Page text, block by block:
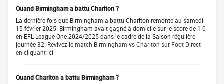
Quand Birmingham a battu Charlton ?
La dernière fois que Birmingham a battu Charlton remonte au samedi
15 février 2025. Birmingham avait gagné à domicile sur le score de 1-0
en EFL League One 2024/2025 dans le cadre de la Saison régulière -
journée 32. Revivez le match Birmingham vs Charlton sur Foot Direct
en cliquant ici.
Quand Charlton a battu Birmingham ?